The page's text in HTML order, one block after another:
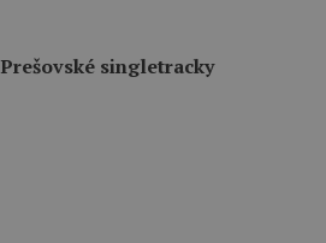
Prešovské singletracky